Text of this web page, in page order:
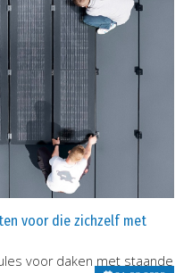
voor die zichzelf met
voor daken met staande